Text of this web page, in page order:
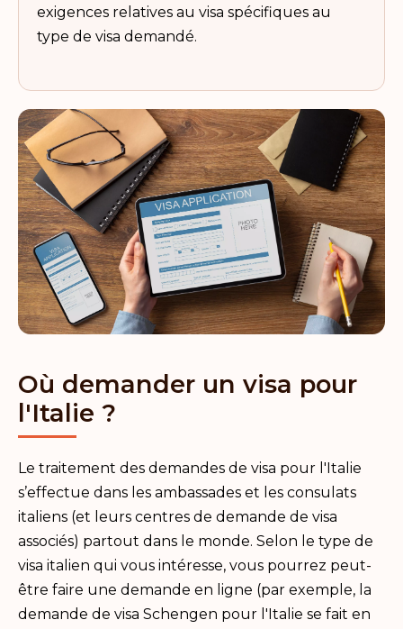
exigences relatives au visa spécifiques au
type de visa demandé.
Où demander un visa pour
l'Italie ?
Le traitement des demandes de visa pour l'Italie
s’effectue dans les ambassades et les consulats
italiens (et leurs centres de demande de visa
associés) partout dans le monde. Selon le type de
visa italien qui vous intéresse, vous pourrez peut-
être faire une demande en ligne (par exemple, la
demande de visa Schengen pour l'Italie se fait en